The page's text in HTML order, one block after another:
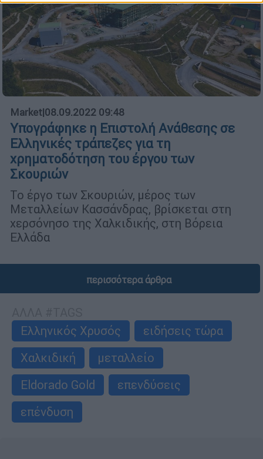
Market|08.09.2022 09:48
Υπογράφηκε η Επιστολή Ανάθεσης σε
Ελληνικές τράπεζες για τη
χρηματοδότηση του έργου των
Σκουριών
Το έργο των Σκουριών, μέρος των
Μεταλλείων Κασσάνδρας, βρίσκεται στη
χερσόνησο της Χαλκιδικής, στη Βόρεια
Ελλάδα
περισσότερα άρθρα
Ελληνικός Χρυσός
ειδήσεις τώρα
Χαλκιδική
μεταλλείο
Eldorado Gold
επενδύσεις
επένδυση